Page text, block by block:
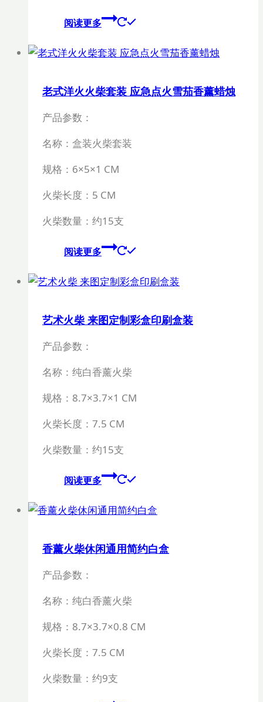
阅读更多
老式洋火火柴套装 应急点火雪茄香薰蜡烛
产品参数：
名称：盒装火柴套装
规格： 6×5×1 CM
火柴长度： 5 CM
火柴数量：约15支
阅读更多
艺术火柴 来图定制彩盒印刷盒装
产品参数：
名称：纯白香薰火柴
规格： 8.7×3.7×1 CM
火柴长度： 7.5 CM
火柴数量：约15支
阅读更多
香薰火柴休闲通用简约白盒
产品参数：
名称：纯白香薰火柴
规格：8.7×3.7×0.8 CM
火柴长度：7.5 CM
火柴数量：约9支